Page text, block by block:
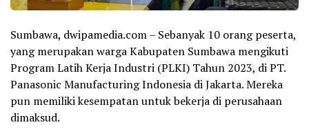
Sumbawa, dwipamedia.com – Sebanyak 10 orang peserta,
yang merupakan warga Kabupaten Sumbawa mengikuti
Program Latih Kerja Industri (PLKI) Tahun 2023, di PT.
Panasonic Manufacturing Indonesia di Jakarta. Mereka
pun memiliki kesempatan untuk bekerja di perusahaan
dimaksud.